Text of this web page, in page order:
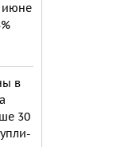
июне
в
30